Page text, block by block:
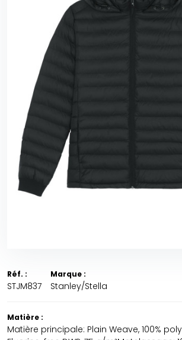
Réf. :
STJM837
Marque :
Stanley/Stella
Matière :
Matière principale: Plain Weave, 100%